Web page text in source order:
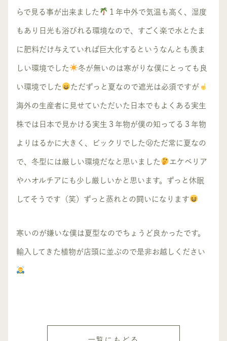
らで見る事が出来ました １年中外で気温も高く、湿度
もあり日光も浴びれる環境なので、すごく楽で水とたま
に肥料だけ与えていれば巨大化するというなんとも羨ま
しい環境でした 冬が無いのは寒がりな僕にとっても良
い環境でした ただずっと夏なので遮光は必須ですが
海外の生産者に見せていただいた日本でもよくある実生
株では日本で見かける実生３年物が僕の知ってる３年物
よりはるかに大きく、ビックリでした🫢ただ常に夏なの
で、冬型には厳しい環境だなと思いました エケベリア
やハオルチアにも少し厳しいかと思います。ずっと休眠
してそうです（笑）ずっと蒸れとの闘いになります
寒いのが嫌いな僕は夏型なのでちょうど良かったです。
輸入してきた植物が店頭に並ぶので是非お越しください